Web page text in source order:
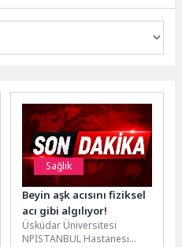
Sağlık
Beyin aşk acısını fiziksel
acı gibi algılıyor!
Üsküdar Üniversitesi
NPİSTANBUL Hastanesi